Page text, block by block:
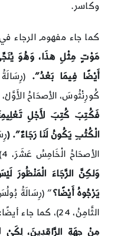
وكاسر.
كما جاء مفهوم الرجاء
مَوْتٍ مِثْلِ هذَا، وَهُوَ
أَيْضًا فِيمَا بَعْدُ”.
كُورِنْثُوسَ، الأصحَاحُ الأَوَّلُ، 10)، وجاء كذلك:
فَكُتِبَ كُتِبَ لأَجْلِ
الْكُتُبِ يَكُونُ لَنَا رَجَاءٌ”. (
الأصحَاحُ الْخَامِسُ عَشَرَ، 4)، وجاء أيضًا:
وَلكِنَّ الرَّجَاءَ الْمَنْظُورَ
يَرْجُوهُ أَيْضًا؟” (رِسَالَةُ
الثَّامِنُ، 24)، كما جاء أيضًا:
مِنْ جِهَةِ الرَّاقِدِينَ، لِكَيْ